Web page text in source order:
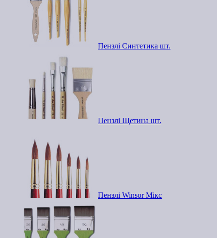
Пензлі Синтетика шт.
Пензлі Щетина шт.
Пензлі Winsor Мікс